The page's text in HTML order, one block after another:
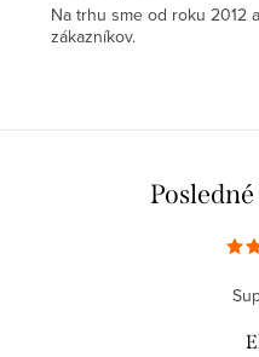
Na trhu sme od roku 2012
zákazníkov.